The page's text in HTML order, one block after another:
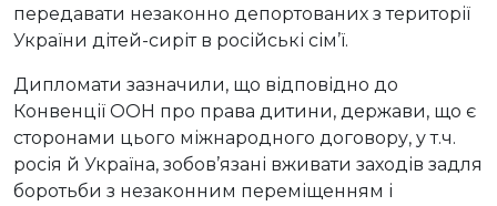
передавати незаконно депортованих з території
України дітей-сиріт в російські сім’ї.
Дипломати зазначили, що відповідно до
Конвенції ООН про права дитини, держави, що є
сторонами цього міжнародного договору, у т.ч.
росія й Україна, зобов’язані вживати заходів задля
боротьби з незаконним переміщенням і